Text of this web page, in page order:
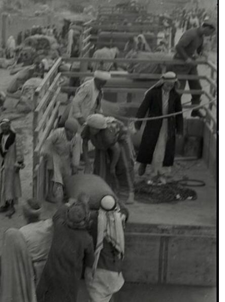
Vannacci da isolare (e in fretta),
Gualtieri carta segreta del Pd: i
retroscena che muovono la corsa
al voto del 2027
Difesa, vertice a Gedda: siglata
l’alleanza Turchia-Arabia Saudita-
Pakistan
Bonelli pianta l’ombrellone nel
letto del fiume Po: Un disastro, i
nostri fiumi si prosciugano